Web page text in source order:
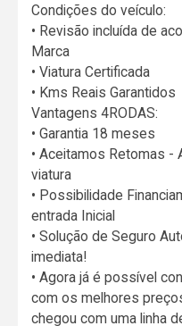
Condições do veículo:
• Revisão incluída de
Marca
• Viatura Certificada
• Kms Reais Garantidos
Vantagens 4RODAS:
• Garantia 18 meses
• Aceitamos Retomas -
viatura
• Possibilidade
entrada Inicial
• Solução de Seguro
imediata!
• Agora já é possível
com os melhores
chegou com uma linha